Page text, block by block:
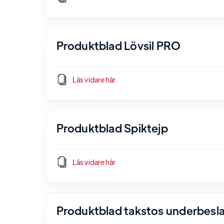
Produktblad Lövsil PRO
Läs vidare här
Produktblad Spiktejp
Läs vidare här
Produktblad takstos